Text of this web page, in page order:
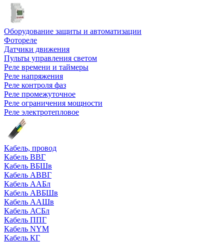
Оборудование защиты и автоматизации
Фотореле
Датчики движения
Пульты управления светом
Реле времени и таймеры
Реле напряжения
Реле контроля фаз
Реле промежуточное
Реле ограничения мощности
Реле электротепловое
Кабель, провод
Кабель ВВГ
Кабель ВБШв
Кабель АВВГ
Кабель ААБл
Кабель АВБШв
Кабель ААШв
Кабель АСБл
Кабель ППГ
Кабель NYM
Кабель КГ